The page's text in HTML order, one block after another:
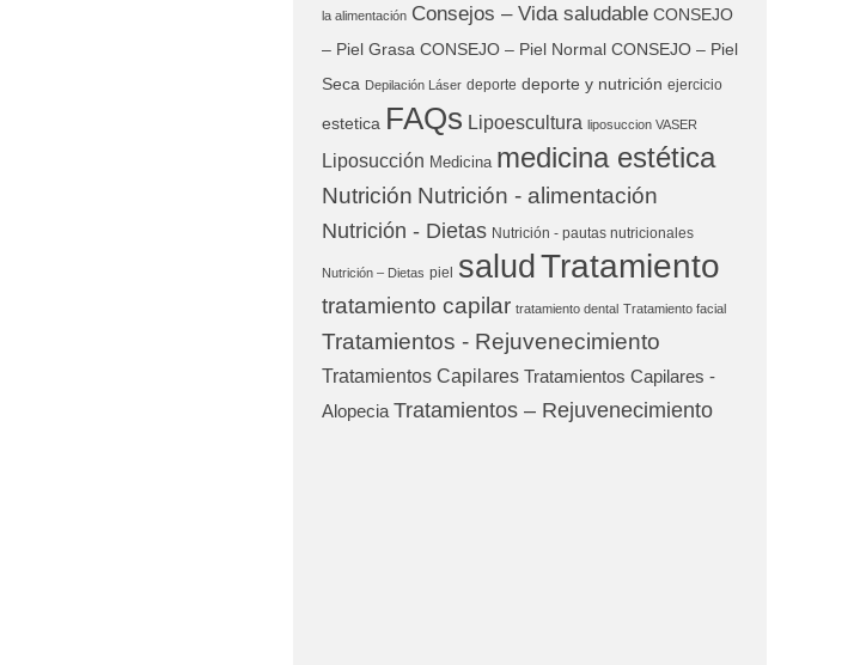
la alimentación Consejos – Vida saludable CONSEJO
– Piel Grasa CONSEJO – Piel Normal CONSEJO – Piel
Seca Depilación Láser deporte deporte y nutrición ejercicio
estetica FAQs Lipoescultura liposuccion VASER
Liposucción Medicina medicina estética
Nutrición Nutrición - alimentación
Nutrición - Dietas Nutrición - pautas nutricionales
Nutrición – Dietas piel salud Tratamiento
tratamiento capilar tratamiento dental Tratamiento facial
Tratamientos - Rejuvenecimiento
Tratamientos Capilares Tratamientos Capilares -
Alopecia Tratamientos – Rejuvenecimiento